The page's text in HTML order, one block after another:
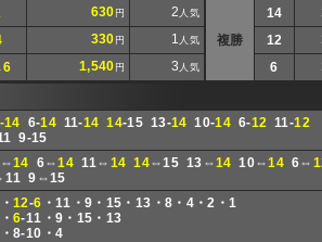
630 円 2 人気
330 円 1 人気
1,540 円 3 人気
複勝
14
12
6
14 6-14 11-14 14-15 13-14 10-14 6-12 11-12
9-15
⇔14 6⇔14 11⇔ 14 14⇔15 13⇔14 10⇔14 6⇔
9⇔15
・12-6 ・11・9・15・13・8・4・2・1
・6-11・9・15・13
・8-10・4